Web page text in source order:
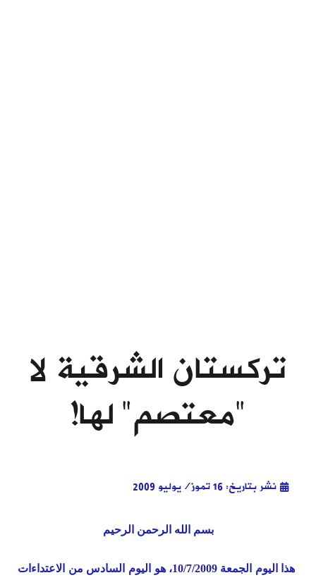
تركستان الشرقية لا
"معتصم" لها!
نشر بتاريخ: 16 تموز/يوليو 2009
بسم الله الرحمن الرحيم
هذا اليوم الجمعة 10/7/2009، هو اليوم السادس من الاعتداءات